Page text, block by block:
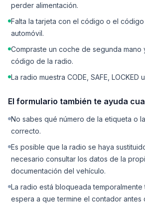
perder alimentación.
Falta la tarjeta con el código o el
automóvil.
Compraste un coche de segunda mano
código de la radio.
La radio muestra CODE, SAFE, LOCKED
El formulario también te ayuda
No sabes qué número de la etiqueta o
correcto.
Es posible que la radio se haya
necesario consultar los datos de la
documentación del vehículo.
La radio está bloqueada temporalmente
espera a que termine el contador antes